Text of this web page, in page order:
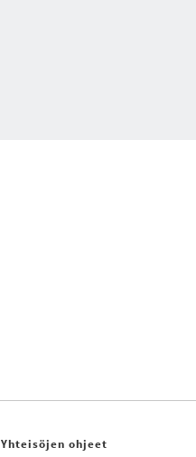
Yhteisöjen ohjeet